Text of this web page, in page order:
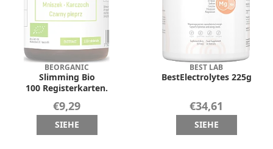
BEORGANIC
Slimming Bio
100 Registerkarten.
€9,29
SIEHE
BEST LAB
BestElectrolytes 225g
€34,61
SIEHE